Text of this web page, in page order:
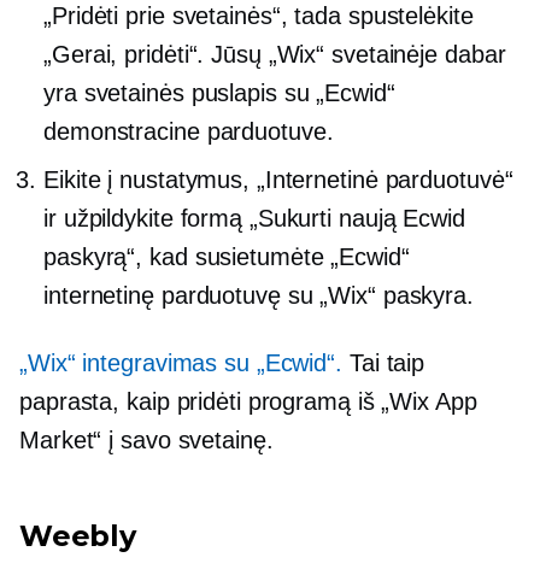
„Pridėti prie svetainės“, tada spustelėkite
„Gerai, pridėti“. Jūsų „Wix“ svetainėje dabar
yra svetainės puslapis su „Ecwid“
demonstracine parduotuve.
Eikite į nustatymus, „Internetinė parduotuvė“
ir užpildykite formą „Sukurti naują Ecwid
paskyrą“, kad susietumėte „Ecwid“
internetinę parduotuvę su „Wix“ paskyra.
„Wix“ integravimas su „Ecwid“. Tai taip
paprasta, kaip pridėti programą iš „Wix App
Market“ į savo svetainę.
Weebly